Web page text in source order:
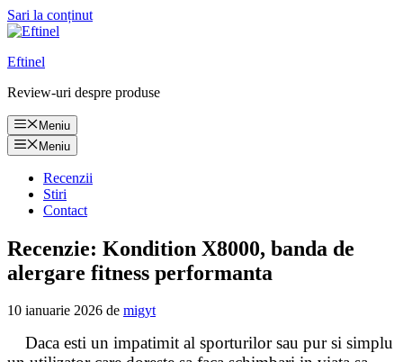
Sari la conținut
Eftinel
Review-uri despre produse
Meniu
Meniu
Recenzii
Stiri
Contact
Recenzie: Kondition X8000, banda de
alergare fitness performanta
10 ianuarie 2026 de migyt
Daca esti un impatimit al sporturilor sau pur si simplu